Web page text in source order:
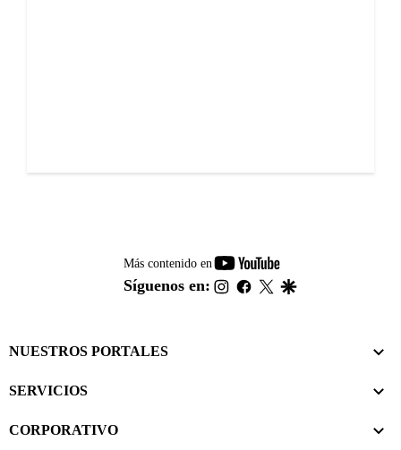
Más contenido en
youtube-
footer
Síguenos en: instagram
facebook
twitter
NUESTROS PORTALES
SERVICIOS
CORPORATIVO